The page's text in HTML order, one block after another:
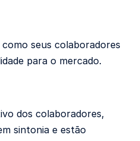
seus colaboradores
para o mercado.
dos colaboradores,
sintonia e estão